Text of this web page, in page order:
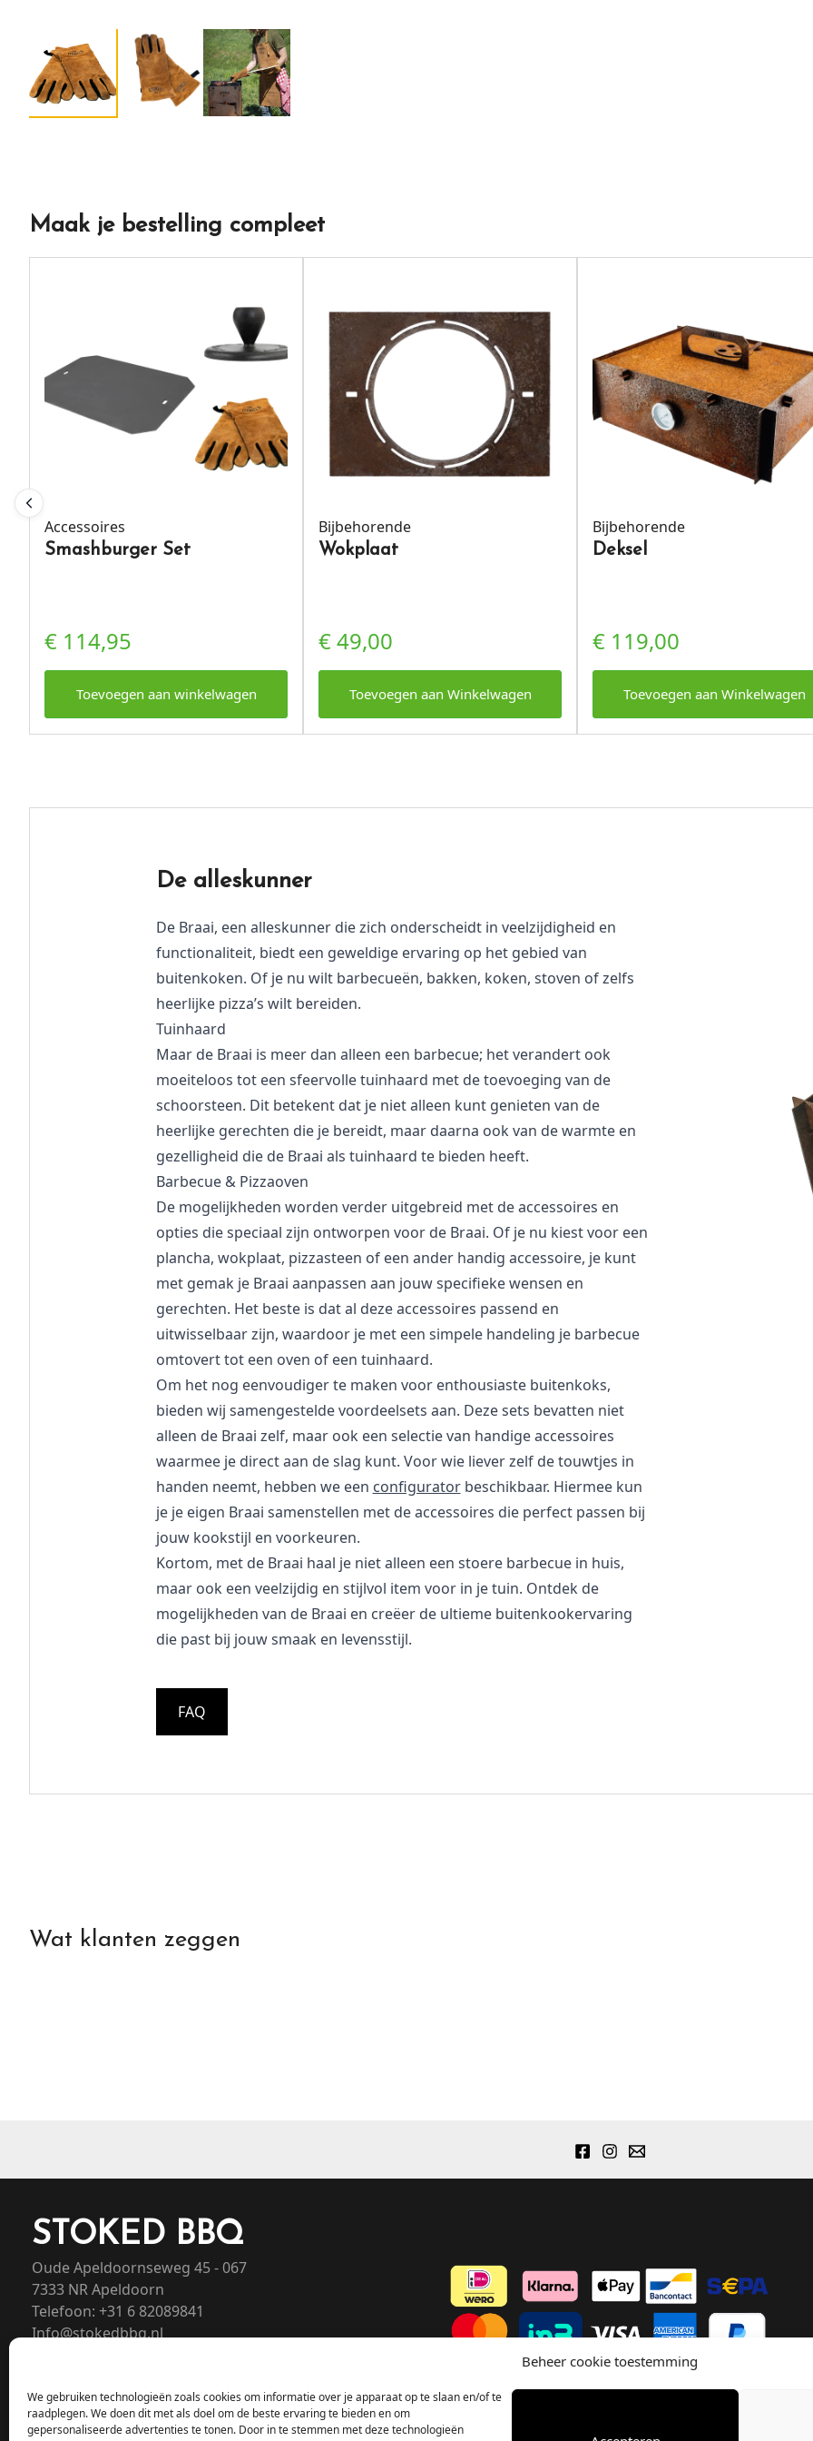
Beheer cookie toestemming
We gebruiken technologieën zoals cookies om informatie over je apparaat op te slaan en/of te
raadplegen. We doen dit met als doel om de beste ervaring te bieden en om
gepersonaliseerde advertenties te tonen. Door in te stemmen met deze technologieën
Dutch Oven Set Smashburger Set
Maak je bestelling compleet
Accessoires
Smashburger Set
€ 114,95
Toevoegen aan winkelwagen
Bijbehorende
Wokplaat
€49,00
Toevoegen aan Winkelwagen
Bijbehorende
Deksel
€ 119,00
Toevoegen aan Winkelwagen
De alleskunner
De Braai, een alleskunner die zich onderscheidt in veelzijdigheid en
functionaliteit, biedt een geweldige ervaring op het gebied van
buitenkoken. Of je nu wilt barbecueën, bakken, koken, stoven of zelfs
heerlijke pizza’s wilt bereiden.
Tuinhaard
Maar de Braai is meer dan alleen een barbecue; het verandert ook
moeiteloos tot een sfeervolle tuinhaard met de toevoeging van de
schoorsteen. Dit betekent dat je niet alleen kunt genieten van de
heerlijke gerechten die je bereidt, maar daarna ook van de warmte en
gezelligheid die de Braai als tuinhaard te bieden heeft.
Barbecue & Pizzaoven
De mogelijkheden worden verder uitgebreid met de accessoires en
opties die speciaal zijn ontworpen voor de Braai. Of je nu kiest voor een
plancha, wokplaat, pizzasteen of een ander handig accessoire, je kunt
met gemak je Braai aanpassen aan jouw specifieke wensen en
gerechten. Het beste is dat al deze accessoires passend en
uitwisselbaar zijn, waardoor je met een simpele handeling je barbecue
omtovert tot een oven of een tuinhaard.
Om het nog eenvoudiger te maken voor enthousiaste buitenkoks,
bieden wij samengestelde voordeelsets aan. Deze sets bevatten niet
alleen de Braai zelf, maar ook een selectie van handige accessoires
waarmee je direct aan de slag kunt. Voor wie liever zelf de touwtjes in
handen neemt, hebben we een configurator beschikbaar. Hiermee kun
je je eigen Braai samenstellen met de accessoires die perfect passen bij
jouw kookstijl en voorkeuren.
Kortom, met de Braai haal je niet alleen een stoere barbecue in huis,
maar ook een veelzijdig en stijlvol item voor in je tuin. Ontdek de
mogelijkheden van de Braai en creëer de ultieme buitenkookervaring
die past bij jouw smaak en levensstijl.
FAQ
Wat klanten zeggen
STOKED BBQ
Oude Apeldoornseweg 45 - 067
7333 NR Apeldoorn
Telefoon: +31 6 82089841
Info@stokedbbq.nl